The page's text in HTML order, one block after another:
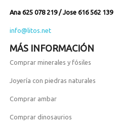
Ana 625 078 219 / Jose 616 562 139
info@litos.net
MÁS INFORMACIÓN
Comprar minerales y fósiles
Joyería con piedras naturales
Comprar ambar
Comprar dinosaurios